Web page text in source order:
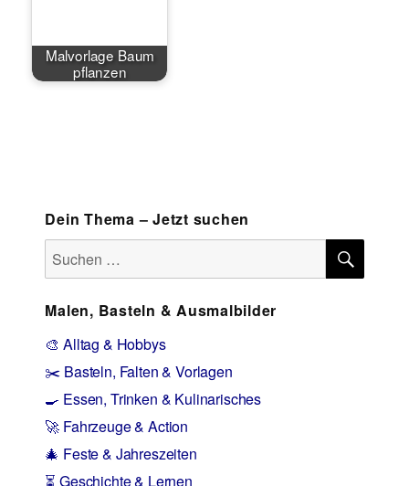
Malvorlage Baum
pflanzen
Dein Thema – Jetzt suchen
Suchen
nach:
Malen, Basteln & Ausmalbilder
🎨 Alltag & Hobbys
✂️ Basteln, Falten & Vorlagen
🍳 Essen, Trinken & Kulinarisches
🚀 Fahrzeuge & Action
🎄 Feste & Jahreszeiten
⏳ Geschichte & Lernen